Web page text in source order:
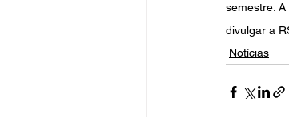
semestre.
divulgar a
Notícias